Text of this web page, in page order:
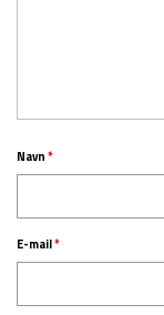
Navn*
E-mail*